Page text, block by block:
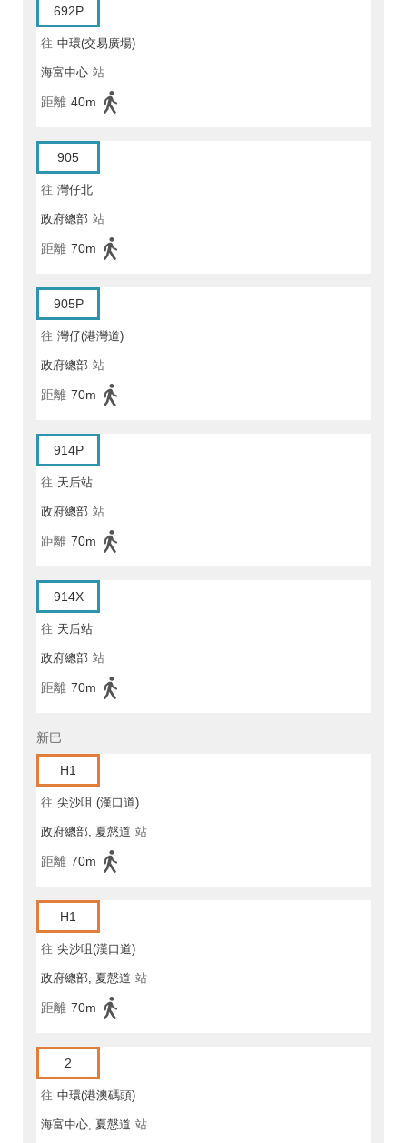
692P
往 中環(交易廣場)
海富中心 站
距離 40m
905
往 灣仔北
政府總部 站
距離 70m
905P
往 灣仔(港灣道)
政府總部 站
距離 70m
914P
往 天后站
政府總部 站
距離 70m
914X
往 天后站
政府總部 站
距離 70m
新巴
H1
往 尖沙咀 (漢口道)
政府總部, 夏慤道 站
距離 70m
H1
往 尖沙咀(漢口道)
政府總部, 夏慤道 站
距離 70m
2
往 中環(港澳碼頭)
海富中心, 夏慤道 站